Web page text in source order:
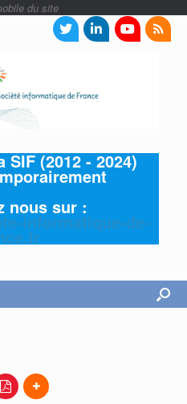
(2012 - 2024)
nous sur :
informatique-de-